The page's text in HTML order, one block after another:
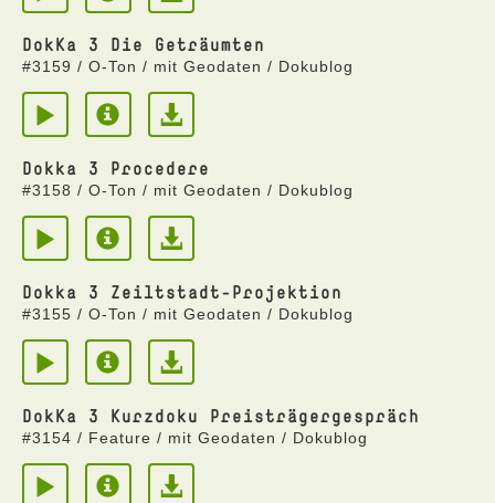
DokKa 3 Die Geträumten
#3159 / O-Ton / mit Geodaten / Dokublog
Dokka 3 Procedere
#3158 / O-Ton / mit Geodaten / Dokublog
Dokka 3 Zeiltstadt-Projektion
#3155 / O-Ton / mit Geodaten / Dokublog
DokKa 3 Kurzdoku Preisträgergespräch
#3154 / Feature / mit Geodaten / Dokublog